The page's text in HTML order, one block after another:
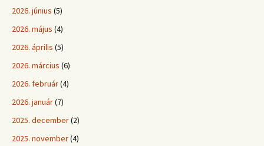
2026. június (5)
2026. május (4)
2026. április (5)
2026. március (6)
2026. február(4)
2026. január(7)
2025. december(2)
2025. november(4)